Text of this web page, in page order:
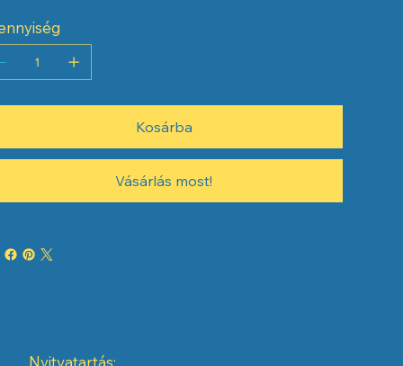
Kosárba
Vásárlás most!
Nyitvatartás: